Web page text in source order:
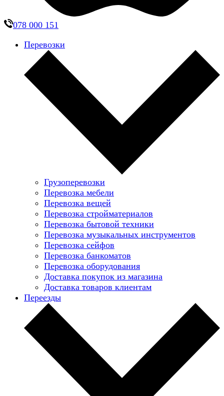
078 000 151
Перевозки
Грузоперевозки
Перевозка мебели
Перевозка вещей
Перевозка стройматериалов
Перевозка бытовой техники
Перевозка музыкальных инструментов
Перевозка сейфов
Перевозка банкоматов
Перевозка оборудования
Доставка покупок из магазина
Доставка товаров клиентам
Переезды